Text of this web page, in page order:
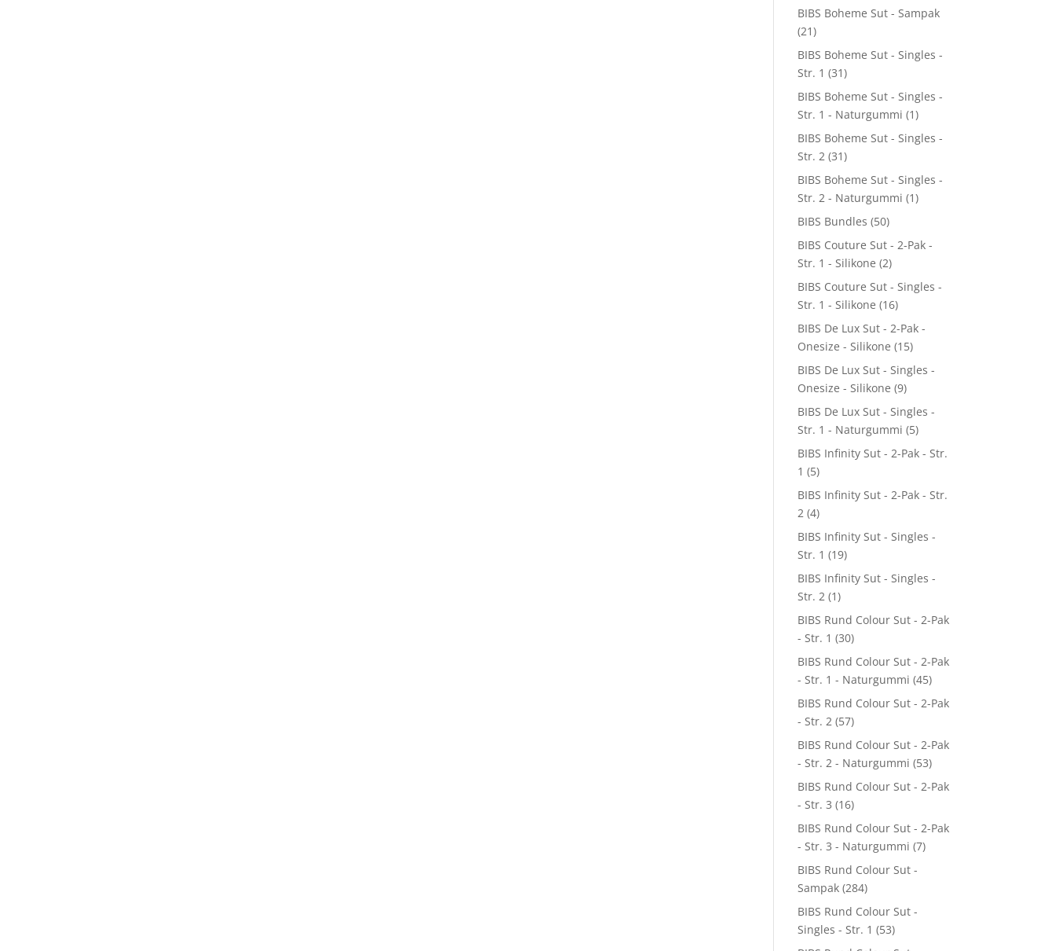
BIBS Boheme Sut - Sampak
(21)
BIBS Boheme Sut - Singles -
Str. 1 (31)
BIBS Boheme Sut - Singles -
Str. 1 - Naturgummi (1)
BIBS Boheme Sut - Singles -
Str. 2 (31)
BIBS Boheme Sut - Singles -
Str. 2 - Naturgummi (1)
BIBS Bundles (50)
BIBS Couture Sut - 2-Pak -
Str. 1 - Silikone (2)
BIBS Couture Sut - Singles -
Str. 1 - Silikone (16)
BIBS De Lux Sut - 2-Pak -
Onesize - Silikone (15)
BIBS De Lux Sut - Singles -
Onesize - Silikone (9)
BIBS De Lux Sut - Singles -
Str. 1 - Naturgummi (5)
BIBS Infinity Sut - 2-Pak - Str.
1 (5)
BIBS Infinity Sut - 2-Pak - Str.
2 (4)
BIBS Infinity Sut - Singles -
Str. 1 (19)
BIBS Infinity Sut - Singles -
Str. 2 (1)
BIBS Rund Colour Sut - 2-Pak
- Str. 1 (30)
BIBS Rund Colour Sut - 2-Pak
- Str. 1 - Naturgummi (45)
BIBS Rund Colour Sut - 2-Pak
- Str. 2 (57)
BIBS Rund Colour Sut - 2-Pak
- Str. 2 - Naturgummi (53)
BIBS Rund Colour Sut - 2-Pak
- Str. 3 (16)
BIBS Rund Colour Sut - 2-Pak
- Str. 3 - Naturgummi (7)
BIBS Rund Colour Sut -
Sampak (284)
BIBS Rund Colour Sut -
Singles - Str. 1 (53)